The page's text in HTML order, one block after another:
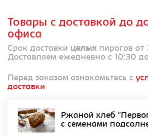
Товары с доставкой до
офиса
Срок доставки целых пирогов от
Доставляем ежедневно с 10:30
Перед заказом ознакомьтесь с
доставки
Ржаной хлеб
с семенами